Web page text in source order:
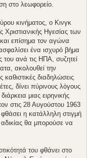
στο λεωφορείο.
κινήματος, ο Κινγκ
Ηγεσίας των
επίσημα τον αγώνα
ένα ισχυρό βήμα
του ανά τις ΗΠΑ, συζητεί
ακολουθεί την
καθιστικές διαδηλώσεις
δίνει πύρινους λόγους
μιας ειρηνικής
στις 28 Αυγούστου 1963
φθάσει η κατάλληλη στιγμή
θα μπορούσε να
του φθάνει στο